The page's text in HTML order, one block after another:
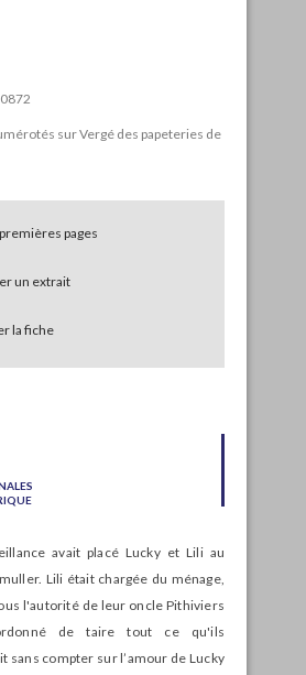
sur Vergé des papeteries de
pages
un extrait
la fiche
avait placé Lucky et Lili au
Lili était chargée du ménage,
l'autorité de leur oncle Pithiviers
de taire tout ce qu'ils
sans compter sur l’amour de Lucky